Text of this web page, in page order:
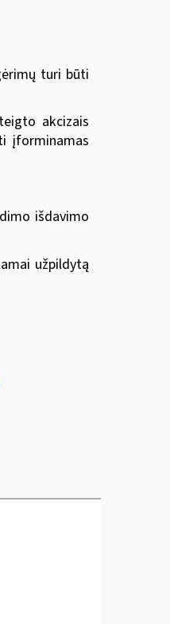
turi būti
akcizais
įforminamas
išdavimo
užpildytą